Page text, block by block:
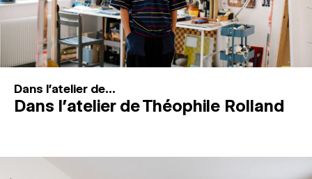
Recherche
Connexion
Dans l'atelier de...
Dans l’atelier de Théophile Rolland